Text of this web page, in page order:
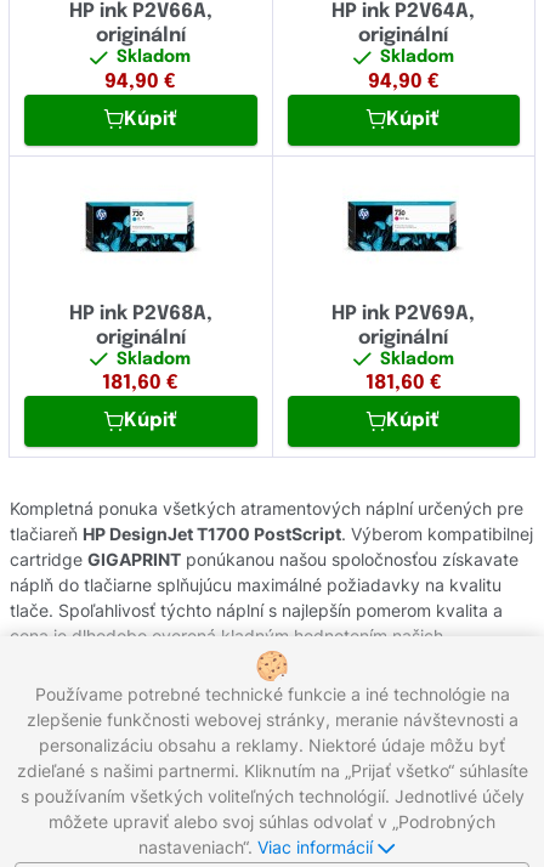
HP ink P2V66A,
originální
Skladom
94,90 €
Kúpiť
HP ink P2V64A,
originální
Skladom
94,90 €
Kúpiť
HP ink P2V68A,
originální
Skladom
181,60 €
Kúpiť
HP ink P2V69A,
originální
Skladom
181,60 €
Kúpiť
Kompletná ponuka všetkých atramentových náplní určených pre
tlačiareň HP DesignJet T1700 PostScript. Výberom kompatibilnej
cartridge GIGAPRINT ponúkanou našou spoločnosťou získavate
náplň do tlačiarne splňujúcu maximálné požiadavky na kvalitu
tlače. Spoľahlivosť týchto náplní s najlepšín pomerom kvalita a
cena je dlhodobo overená kladným hodnotením našich
zákazníkov. Originálne atramentové cartridge od výrobcov
pochádzajú z oficiálnej slovenskej distribúcie s garanciou pôvodu.
Potrebujete poradiť s výberom náplní do Vašej tlačiarne,
kontaktujte náš zákaznícky servis, kde Vám radi pomôžeme.
Zavolajte nám: 0221 000 012 Pracovné dni 8:00 - 16:30
Používame potrebné technické funkcie a iné technológie na
zlepšenie funkčnosti webovej stránky, meranie návštevnosti a
personalizáciu obsahu a reklamy. Niektoré údaje môžu byť
zdieľané s našimi partnermi. Kliknutím na „Prijať všetko“ súhlasíte
s používaním všetkých voliteľných technológií. Jednotlivé účely
môžete upraviť alebo svoj súhlas odvolať v „Podrobných
nastaveniach“. Viac informácií